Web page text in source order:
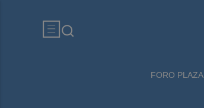
FORO PLAZA